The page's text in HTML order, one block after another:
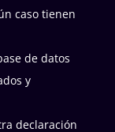
caso tienen
de datos
y
declaración